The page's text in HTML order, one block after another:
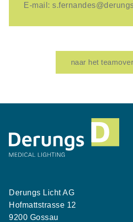
E-mail:
naar het
Derungs Licht AG
Hofmattstrasse 12
9200 Gossau